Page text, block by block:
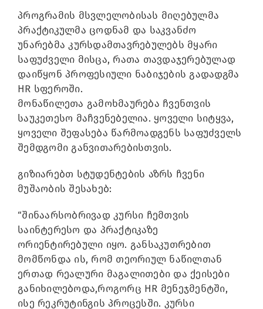
პროგრამის მსვლელობისას მიღებულმა
პრაქტიკულმა ცოდნამ და საკვანძო
უნარებმა კურსდამთავრებულებს მყარი
საფუძველი მისცა, რათა თავდაჯერებულად
დაიწყონ პროფესიული ნაბიჯების გადადგმა
HR სფეროში.
მონაწილეთა გამოხმაურება ჩვენთვის
საუკეთესო მაჩვენებელია. ყოველი სიტყვა,
ყოველი შეფასება წარმოადგენს საფუძველს
შემდგომი განვითარებისთვის.
გიზიარებთ სტუდენტების აზრს ჩვენი
მუშაობის შესახებ:
“შინაარსობრივად კურსი ჩემთვის
საინტერესო და პრაქტიკაზე
ორიენტირებული იყო. განსაკუთრებით
მომწონდა ის, რომ თეორიულ ნაწილთან
ერთად რეალური მაგალითები და ქეისები
განიხილებოდა,როგორც HR მენეჯმენტში,
ისე რეკრუტინგის პროცესში. კურსი